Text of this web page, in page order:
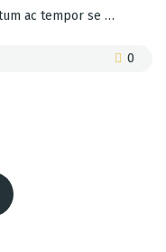
ac tempor se …
0